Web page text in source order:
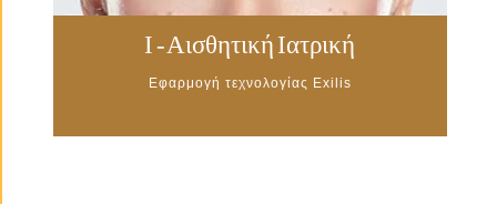
Ι - Αισθητική Ιατρική
Εφαρμογή τεχνολογίας Exilis